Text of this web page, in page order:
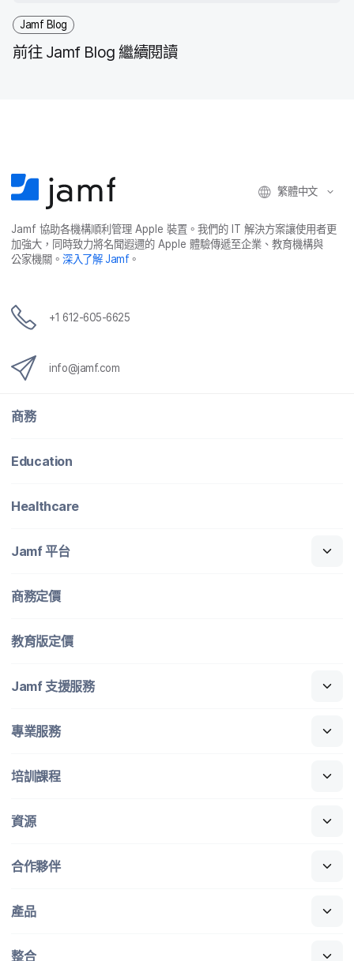
Jamf Blog
前往Jamf Blog繼續​閱讀
繁體​中文
Jamf協助​各​機構​順利​管理 Apple裝置。​我們​的 IT解決​方案​讓​使用​者​更​
加強​大，​同時​致力​將​名聞​遐邇​的 Apple體驗​傳遞​至​企業、​教育​機構​與​
公家​機關。深入​了​解Jamf。
+1 612-605-6625
info@jamf.com
商務
Education
Healthcare
Jamf平​台
商務定​價
教育版定​價
Jamf 支援​服務
專業​服務
培訓​課程
資源
合作​夥伴
產品
整合